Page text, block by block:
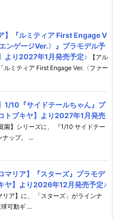
】『ルミティア First Engage V
ンゲージVer.〉』プラモデル予
より2027年1月発売予定♪
【アル
ルミティア First Engage Ver.〈ファー
1/10『サイドテールちゃん』プ
トブキヤ】より2027年1月発売
園】シリーズに、 『1/10 サイドテー
ナップ。 ...
マリア】『スターズ』プラモデ
ヤ】より2026年12月発売予定♪
リア】に、 「スターズ」がラインナ
可動ギ ...